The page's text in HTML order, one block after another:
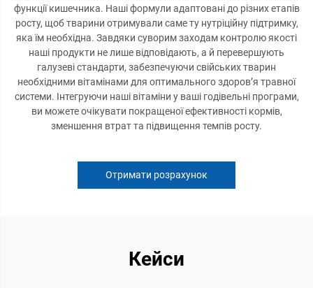
функції кишечника. Наші формули адаптовані до різних етапів
росту, щоб тварини отримували саме ту нутріційну підтримку,
яка їм необхідна. Завдяки суворим заходам контролю якості
наші продукти не лише відповідають, а й перевершують
галузеві стандарти, забезпечуючи свійських тварин
необхідними вітамінами для оптимального здоров’я травної
системи. Інтегруючи наші вітаміни у ваші годівельні програми,
ви можете очікувати покращеної ефективності кормів,
зменшення втрат та підвищення темпів росту.
Отримати розрахунок
Кейси